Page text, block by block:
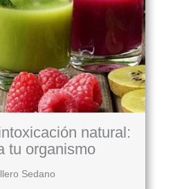
natural:
tu organismo
Sedano